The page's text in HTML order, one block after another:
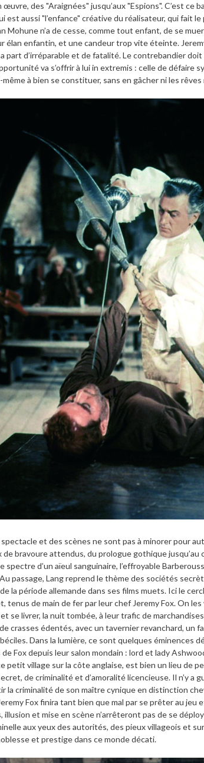
œuvre, des "Araignées" jusqu’aux "Espions". C’est ce
est aussi "l’enfance" créative du réalisateur, qui fait
Mohune n’a de cesse, comme tout enfant, de se
élan enfantin, et une candeur trop vite éteinte.
part d’irréparable et de fatalité. Le contrebandier
va s’offrir à lui in extremis : celle de défaire
à bien se constituer, sans en gâcher ni les
spectacle et des scènes ne sont pas à minorer pour
de bravoure attendus, du prologue gothique jusqu’au
spectre d’un aïeul sanguinaire, l’effroyable
passage, Lang reprend le thème des sociétés
la période allemande dans ses films muets. Ici le
tenus de main de fer par leur chef Jeremy Fox. On
se livrer, la nuit tombée, à leur trafic de
crasses édentés, avec un tavernier revanchard, un
Dans la lumière, ce sont quelques éminences
Fox depuis leur salon mondain : lord et lady
petit village sur la côte anglaise, est bien un lieu de
de criminalité et d’amoralité licencieuse. Il n’y a
la criminalité de son maître cynique en distinction
Fox finira tant bien que mal par se prêter au
illusion et mise en scène n’arrêteront pas de se
aux yeux des autorités, des pieux villageois et
et prestige dans ce monde décati.